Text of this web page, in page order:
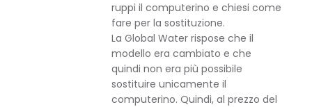
ruppi il computerino e chiesi come
fare per la sostituzione.
La Global Water rispose che il
modello era cambiato e che
quindi non era più possibile
sostituire unicamente il
computerino. Quindi, al prezzo del